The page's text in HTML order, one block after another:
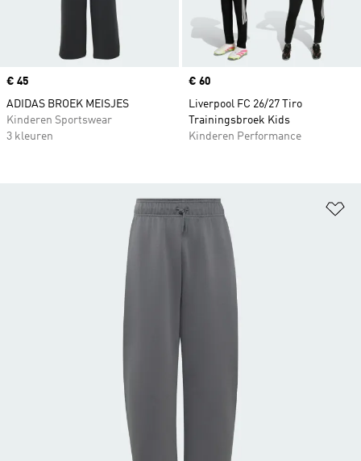
Price
€ 45
ADIDAS BROEK MEISJES
Kinderen Sportswear
3 kleuren
Price
€ 60
Liverpool FC 26/27 Tiro
Trainingsbroek Kids
Kinderen Performance